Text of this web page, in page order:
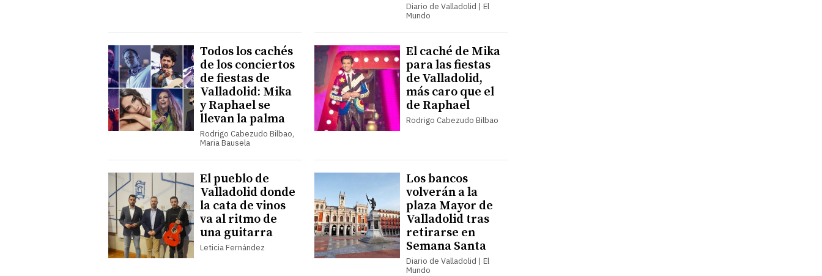
Diario de Valladolid | El
Mundo
Todos los cachés
de los conciertos
de fiestas de
Valladolid: Mika
y Raphael se
llevan la palma
Rodrigo Cabezudo Bilbao,
Maria Bausela
El caché de Mika
para las fiestas
de Valladolid,
más caro que el
de Raphael
Rodrigo Cabezudo Bilbao
El pueblo de
Valladolid donde
la cata de vinos
va al ritmo de
una guitarra
Leticia Fernández
Los bancos
volverán a la
plaza Mayor de
Valladolid tras
retirarse en
Semana Santa
Diario de Valladolid | El
Mundo